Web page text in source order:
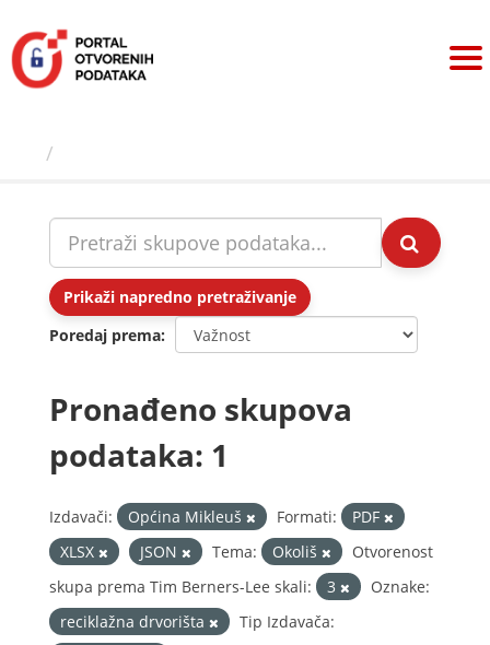
sadržaj
Prikaži napredno pretraživanje
Poredaj prema
Pronađeno skupova
podataka: 1
Izdavači: Općina Mikleuš Formati:
PDF
XLSX
JSON Tema: Okoliš
Otvorenost
skupa prema Tim Berners-Lee skali:
3
Oznake:
reciklažna drvorišta
Tip Izdavača: